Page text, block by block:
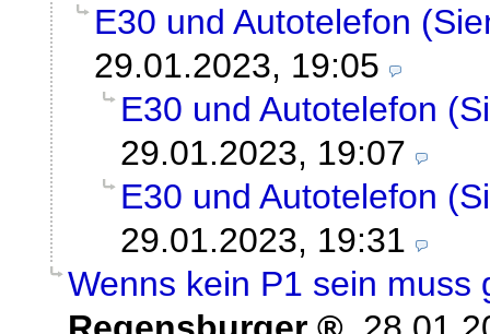
E30 und Autotelefon
29.01.2023, 19:05
E30 und Autotelefon
29.01.2023, 19:07
E30 und Autotelefon
29.01.2023, 19:31
Wenns kein P1 sein muss